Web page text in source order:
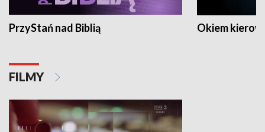
PrzyStań nad Biblią Okiem
FILMY